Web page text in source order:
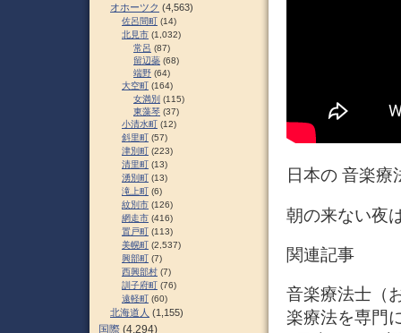
日本の 音楽
朝の来ない夜
関連記事
音楽療法士（
楽療法を専門
オホーツク (4,563)
佐呂間町 (14)
北見市 (1,032)
常呂 (87)
留辺蘂 (68)
端野 (64)
大空町 (164)
女満別 (115)
東藻琴 (37)
小清水町 (12)
斜里町 (57)
津別町 (223)
清里町 (13)
湧別町 (13)
滝上町 (6)
紋別市 (126)
網走市 (416)
置戸町 (113)
美幌町 (2,537)
興部町 (7)
西興部村 (7)
訓子府町 (76)
遠軽町 (60)
北海道人 (1,155)
国際 (4,294)